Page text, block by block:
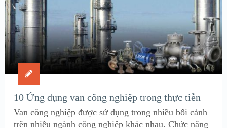
10 Ứng dụng van công nghiệp trong thực tiễn
Van công nghiệp được sử dụng trong nhiều bối cảnh
trên nhiều ngành công nghiệp khác nhau. Chức năng